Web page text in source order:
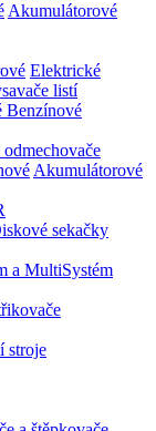
Akumulátorové
Elektrické
Benzínové
Akumulátorové
sekačky